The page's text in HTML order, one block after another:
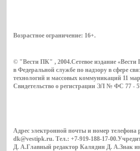
Возрастное ограничение: 16+.
© "Вести ПК" , 2004.Сетевое издание «Вести
в Федеральной службе по надзору в сфере
технологий и массовых коммуникаций 11
Свидетельство о регистрации ЭЛ № ФС 77 -
Адрес электронной почты и номер телефона
dk@vestipk.ru. Тел.: +7-919-188-17-
Д. А.Главный редактор Калядин Д. А.Знак